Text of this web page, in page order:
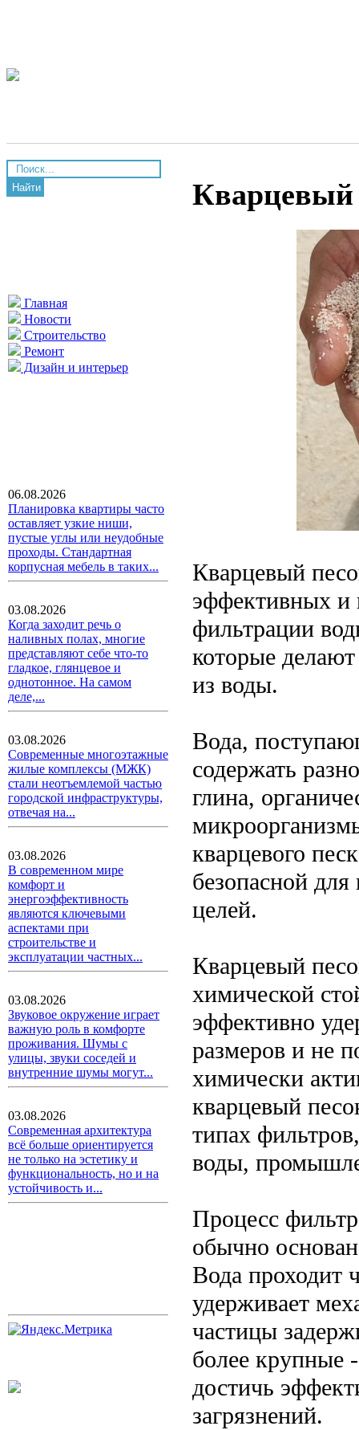
Найти
Главная
Новости
Строительство
Ремонт
Дизайн и интерьер
06.08.2026
Планировка квартиры часто
оставляет узкие ниши,
пустые углы или неудобные
проходы. Стандартная
корпусная мебель в таких...
03.08.2026
Когда заходит речь о
наливных полах, многие
представляют себе что-то
гладкое, глянцевое и
однотонное. На самом
деле,...
03.08.2026
Современные многоэтажные
жилые комплексы (МЖК)
стали неотъемлемой частью
городской инфраструктуры,
отвечая на...
03.08.2026
В современном мире
комфорт и
энергоэффективность
являются ключевыми
аспектами при
строительстве и
эксплуатации частных...
03.08.2026
Звуковое окружение играет
важную роль в комфорте
проживания. Шумы с
улицы, звуки соседей и
внутренние шумы могут...
03.08.2026
Современная архитектура
всё больше ориентируется
не только на эстетику и
функциональность, но и на
устойчивость и...
Кварцевый
Кварцевый
эффективных и
фильтрации
которые
из воды.
Вода,
содержать
глина,
кварцевого
безопасной
целей.
Кварцевый
химической
эффективно
размеров и не
химически
кварцевый
типах
воды,
Процесс
обычно
Вода проходит
удерживает
частицы
более крупные
достичь
загрязнений.